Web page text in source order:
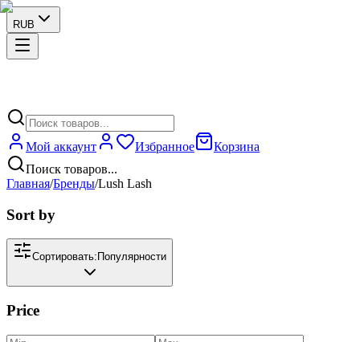
RUB
Мой аккаунт Избранное
Корзина
Поиск товаров...
Главная/Бренды/Lush Lash
Sort by
Сортировать: Популярности
Price